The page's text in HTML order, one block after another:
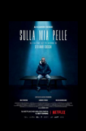
VAI ALLA SCHEDA